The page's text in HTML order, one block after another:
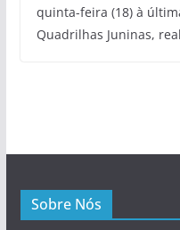
quinta-feira (18) à
Quadrilhas Juninas,
Sobre Nós